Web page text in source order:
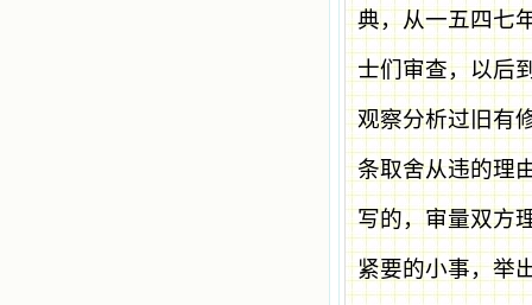
典，从一五四七
士们审查，以后
观察分析过旧有
条取舍从违的理
写的，审量双方
紧要的小事，举